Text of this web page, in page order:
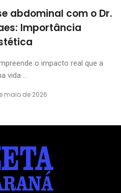
abdominal com o Dr.
Importância
o impacto real que a
...
maio de 2026